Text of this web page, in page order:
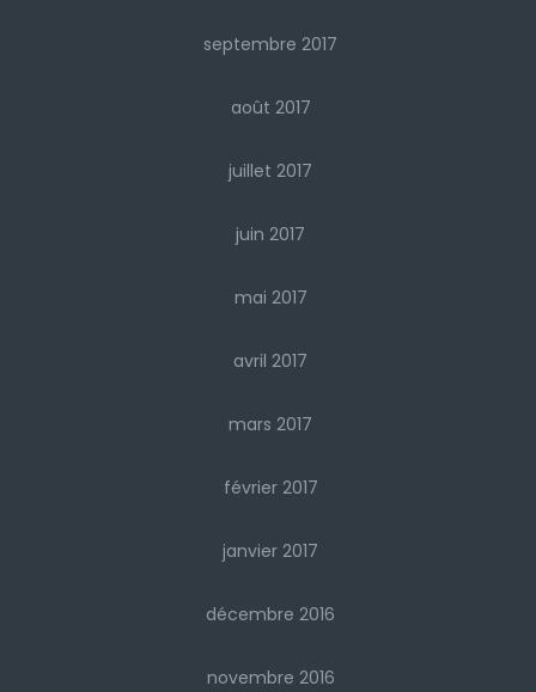
septembre 2017
août 2017
juillet 2017
juin 2017
mai 2017
avril 2017
mars 2017
février 2017
janvier 2017
décembre 2016
novembre 2016